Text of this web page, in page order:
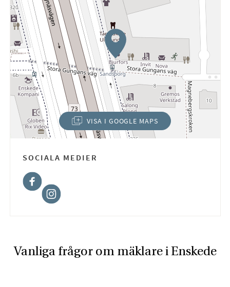
VISA I GOOGLE MAPS
(ÖPPNAS I NYTT FÖNSTER)
SOCIALA MEDIER
Facebook
Vanliga frågor om mäklare i Enskede